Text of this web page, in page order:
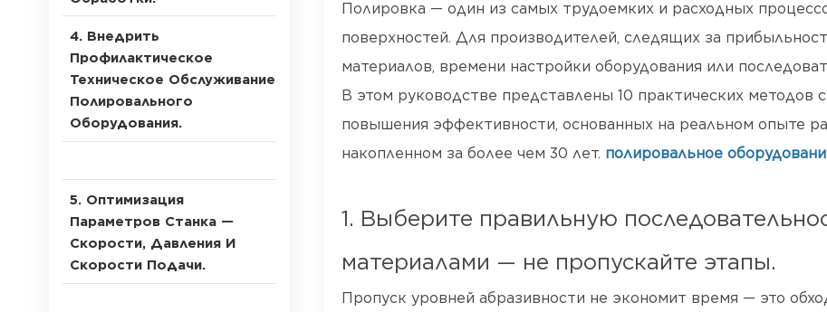
4. Внедрить
Профилактическое
Техническое Обслуживание
Полировального
Оборудования.
5. Оптимизация
Параметров Станка —
Скорости, Давления И
Скорости Подачи.
Полировка — один из самых трудоемких и расходных
поверхностей. Для производителей, следящих за
материалов, времени настройки оборудования или
В этом руководстве представлены 10 практических методов
повышения эффективности, основанных на реальном опыте
накопленном за более чем 30 лет. полировальное
1. Выберите правильную
материалами — не пропускайте этапы.
Пропуск уровней абразивности не экономит время — это